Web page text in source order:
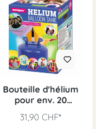
Bouteille d'hélium
pour env. 20
31,90 CHF*